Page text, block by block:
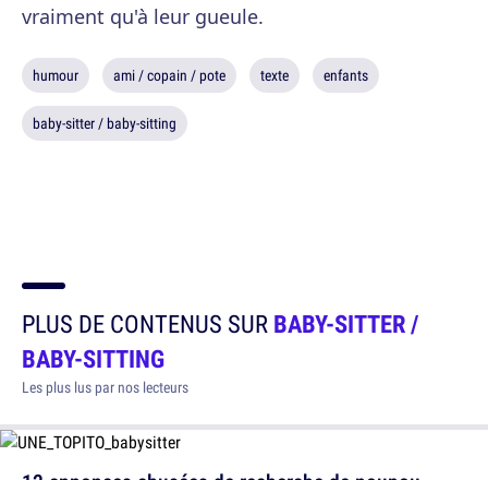
vraiment qu'à leur gueule.
humour ami / copain / pote texte enfants
baby-sitter / baby-sitting
PLUS DE CONTENUS SURBABY-SITTER /
BABY-SITTING
Les plus lus par nos lecteurs